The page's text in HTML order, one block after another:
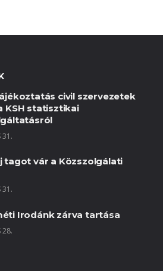
civil szervezetek
KSH statisztikai
31.
tagot vár a Közszolgálati
31.
Irodánk zárva tartása
28.